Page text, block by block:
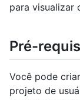
para visualizar
Pré-
Você pode
projeto de